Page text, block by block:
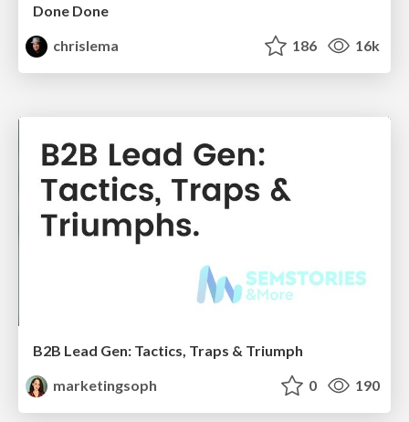
Done Done
chrislema
186 16k
B2B Lead Gen: Tactics, Traps & Triumph
marketingsoph
0 190